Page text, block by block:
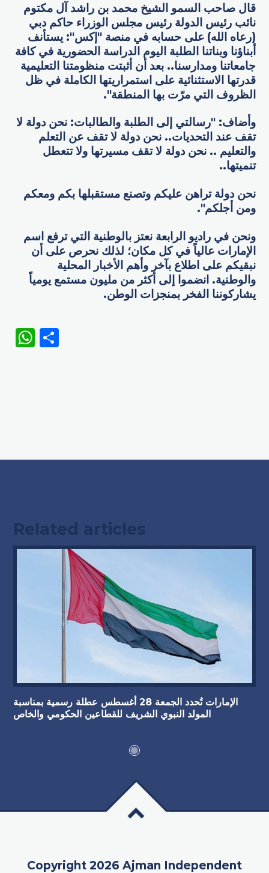
قال صاحب السمو الشيخ محمد بن راشد آل مكتوم
نائب رئيس الدولة رئيس مجلس الوزراء حاكم دبي
(رعاه الله) على حسابه في منصة "إكس": ‏يستأنف
أبناؤنا وبناتنا الطلبة اليوم الدراسة الحضورية في كافة
جامعاتنا ومدارسنا.. بعد أن أثبتت منظومتنا التعليمية
قدرتها الاستثنائية على استمراريتها الكاملة في ظل
الظروف التي مرّت بها المنطقة".
وأضاف: "‏رسالتي إلى الطلبة والطالبات: نحن دولة لا
تقف عند التحديات.. نحن دولة لا تقف عن التعلم
والتعليم .. نحن دولة لا تقف مسيرتها ولا تتعطل
تنميتها..
‏نحن دولة تراهن عليكم وتصنع مستقبلها بكم ومعكم
ومن أجلكم".
ونحن في راديو الرابعة نعتز بالوطنية التي ترفع اسم
الإمارات عالياً في كل مكان؛ لذلك نحرص على أن
نبقيكم على اطلاع بآخر وأهم الأخبار المحلية
والوطنية. انضموا إلى أكثر من مليون مستمع يومياً
يشاركوننا الفخر بمنجزات الوطن.
WhatsApp
Related articles
الإمارات تُحدد الجمعة 28 أغسطس عطلة رسمية بمناسبة
المولد النبوي الشريف للقطاعين الحكومي والخاص
Copyright 2026 Ajman Independent